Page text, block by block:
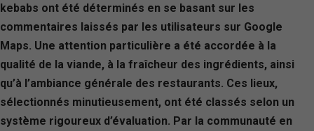
kebabs ont été déterminés en se basant sur les
commentaires laissés par les utilisateurs sur Google
Maps. Une attention particulière a été accordée à la
qualité de la viande, à la fraîcheur des ingrédients, ainsi
qu’à l’ambiance générale des restaurants. Ces lieux,
sélectionnés minutieusement, ont été classés selon un
système rigoureux d’évaluation. Par la communauté en